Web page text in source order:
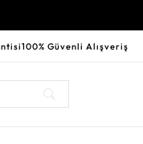
100% Güvenli Alışveriş